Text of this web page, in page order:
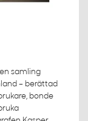
samling
– berättad
bonde